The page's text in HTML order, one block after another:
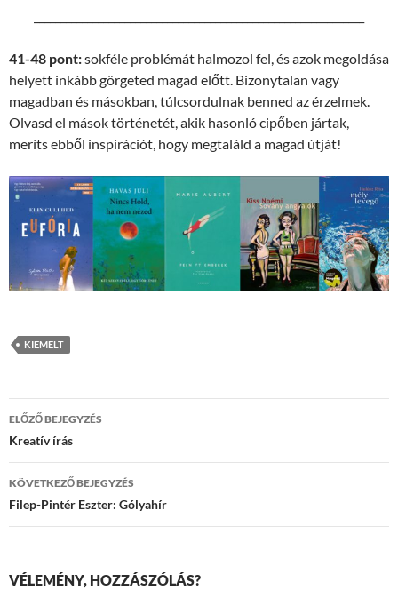
41-48 pont:sokféle problémát halmozol fel, és azok megoldása
helyett inkább görgeted magad előtt. Bizonytalan vagy
magadban és másokban, túlcsordulnak benned az érzelmek.
Olvasd el mások történetét, akik hasonló cipőben jártak,
meríts ebből inspirációt, hogy megtaláld a magad útját!
KIEMELT
Bejegyzések
navigációja
ELŐZŐ BEJEGYZÉS
Kreatív írás
KÖVETKEZŐ BEJEGYZÉS
Filep-Pintér Eszter: Gólyahír
VÉLEMÉNY, HOZZÁSZÓLÁS?